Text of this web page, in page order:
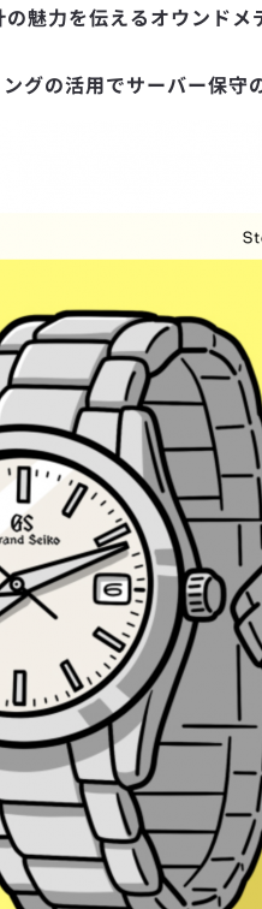
の魅力を伝えるオウンド
の活用でサーバー保守